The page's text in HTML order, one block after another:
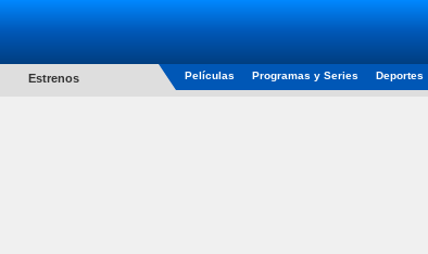
Estrenos Películas Programas y Series Deportes